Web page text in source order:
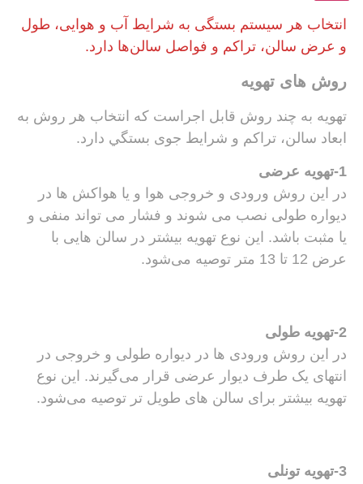
انتخاب هر سیستم بستگی به شرایط آب و هوایی، طول
و عرض سالن، تراکم و فواصل سالن‌ها دارد.
روش های تهویه
تهویه به چند روش قابل اجراست که انتخاب هر روش به
ابعاد سالن، تراکم و شرایط جوی بستگي دارد.
1-تهویه عرضی
در این روش ورودی و خروجی هوا و یا هواکش ها در
دیواره طولی نصب می شوند و فشار می تواند منفی و
یا مثبت باشد. این نوع تهویه بیشتر در سالن هایی با
عرض 12 تا 13 متر توصیه می‌شود.
2-تهویه طولی
در این روش ورودی ها در دیواره طولی و خروجی در
انتهای یک طرف دیوار عرضی قرار می‌گیرند. این نوع
تهویه بیشتر برای سالن های طویل تر توصیه می‌شود.
3-تهویه تونلی